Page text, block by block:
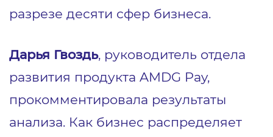
разрезе десяти сфер бизнеса.
Дарья Гвоздь, руководитель отдела
развития продукта AMDG Pay,
прокомментировала результаты
анализа. Как бизнес распределяет